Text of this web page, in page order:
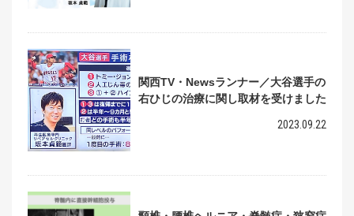
関西TV・Newsランナー／大谷選手の
右ひじの治療に関し取材を受けました
2023.09.22